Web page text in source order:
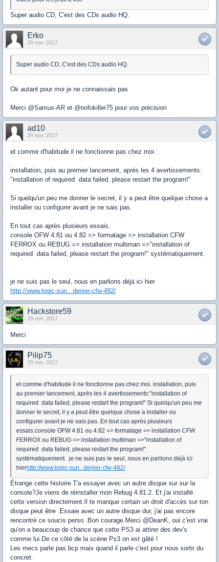
Super audio CD, C'est des CDs audio HQ.
Erko
29 nov. 2017
Super audio CD, C'est des CDs audio HQ.
Ok autant pour moi je ne connaissais pas
Merci @Samus-AR et @nofokiller75 pour vos précision
ad10
29 nov. 2017
et comme d'habitude il ne fonctionne pas chez moi.
installation, puis au premier lancement, après les 4 avertissements:
"installation of required data failed, please restart the program!"
Si quelqu'un peu me donner le secret, il y a peut être quelque chose a
installer ou configurer avant je ne sais pas.
En tout cas après plusieurs essais.
console OFW 4.81 ou 4.82 => formatage => installation CFW
FERROX ou REBUG => installation multiman =>"installation of
required data failed, please restart the program!" systématiquement.
je ne suis pas le seul, nous en parlions déjà ici hier
http://www.logic-sun...denier-cfw-482/
Hackstore59
29 nov. 2017
Merci
Pilip75
29 nov. 2017
et comme d'habitude il ne fonctionne pas chez moi. installation, puis
au premier lancement, après les 4 avertissements:"installation of
required data failed, please restart the program!" Si quelqu'un peu me
donner le secret, il y a peut être quelque chose a installer ou
configurer avant je ne sais pas. En tout cas après plusieurs
essais.console OFW 4.81 ou 4.82 => formatage => installation CFW
FERROX ou REBUG => installation multiman =>"installation of
required data failed, please restart the program!"
systématiquement. je ne suis pas le seul, nous en parlions déjà ici
hierhttp://www.logic-sun...denier-cfw-482/
Étrange cette histoire.T'a essayer avec un autre disque sur sur la
console?Je viens de réinstaller mon Rebug 4.81.2. Et j'ai installé
cette version directement.Il te manque certain un droit d'accès sur ton
disque peut être .Essaie avec un autre disque dur, j'ai pas encore
rencontré ce soucis perso .Bon courage.Merci @DeanK, oui c'est vrai
qu'on a beaucoup de chance que cette PS3 ai attirer des dev's
comme lui.De ce côté de la scène Ps3 on est gâté !
Les mecs parle pas bcp mais quand il parle c'est pour nous sortir du
concret.